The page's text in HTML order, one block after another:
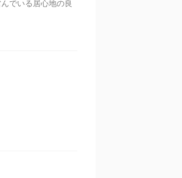
でいる居心地の良